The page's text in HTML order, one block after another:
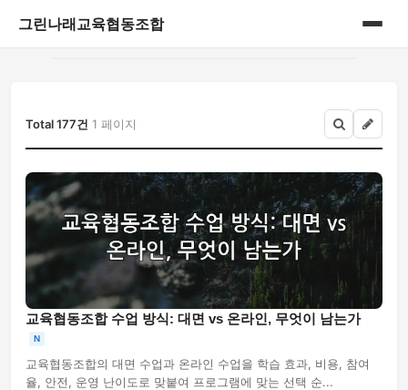
그린나래교육협동조합
게시판
Total 177건 1 페이지
교육협동조합 수업 방식: 대면 vs 온라인, 무엇이 남는가
N
교육협동조합의 대면 수업과 온라인 수업을 학습 효과, 비용, 참여
율, 안전, 운영 난이도로 맞붙여 프로그램에 맞는 선택 순...